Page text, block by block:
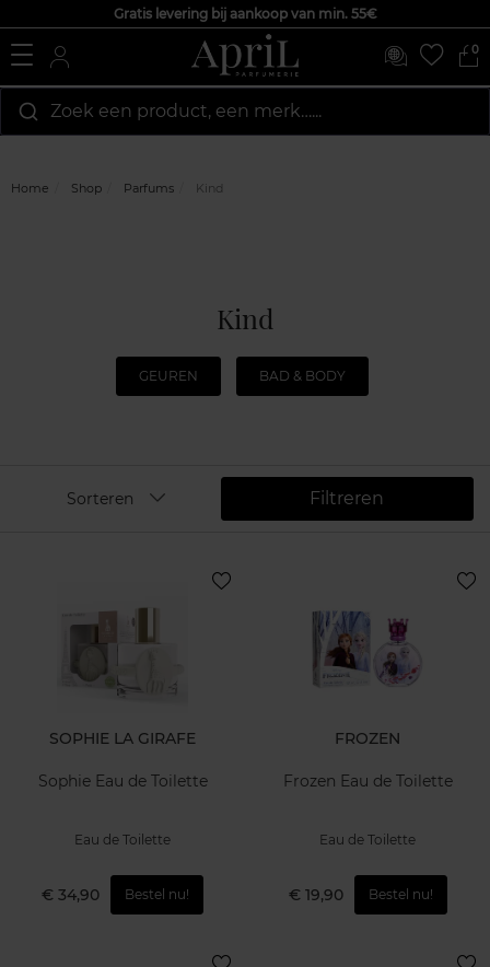
Gratis levering bij aankoop van min. 55€
0
Zoek een product, een merk…...
Home Shop Parfums Kind
Kind
GEUREN BAD & BODY
Filtreren
Sorteren
SOPHIE LA GIRAFE
Sophie Eau de Toilette
Eau de Toilette
€ 34,90 Bestel nu!
FROZEN
Frozen Eau de Toilette
Eau de Toilette
€ 19,90 Bestel nu!